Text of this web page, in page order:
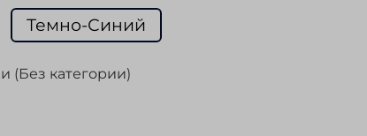
Темно-Синий
(Без категории)